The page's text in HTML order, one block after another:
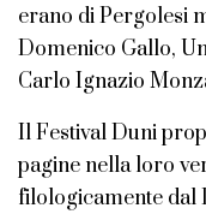
erano di Pergolesi
Domenico Gallo,
Carlo Ignazio
Il Festival Duni
pagine nella loro
filologicamente dal